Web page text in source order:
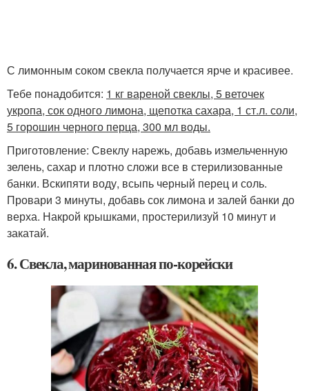
С лимонным соком свекла получается ярче и красивее.
Тебе понадобится: 1 кг вареной свеклы, 5 веточек
укропа, сок одного лимона, щепотка сахара, 1 ст.л. соли,
5 горошин черного перца, 300 мл воды.
Приготовление: Свеклу нарежь, добавь измельченную
зелень, сахар и плотно сложи все в стерилизованные
банки. Вскипяти воду, всыпь черный перец и соль.
Провари 3 минуты, добавь сок лимона и залей банки до
верха. Накрой крышками, простерилизуй 10 минут и
закатай.
6. Свекла, маринованная по-корейски